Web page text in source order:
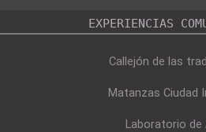
EXPERIENCIAS
Callejón de las
Matanzas Ciudad
Laboratorio de